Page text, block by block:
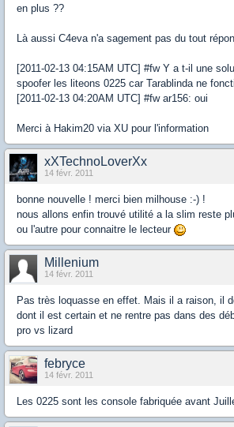
en plus ??
Là aussi C4eva n'a sagement pas du tout
[2011-02-13 04:15AM UTC] #fw Y a t-il une
spoofer les liteons 0225 car Tarablinda ne
[2011-02-13 04:20AM UTC] #fw ar156: oui
Merci à Hakim20 via XU pour l'information
xXTechnoLoverXx
14 févr. 2011
bonne nouvelle ! merci bien milhouse :-) !
nous allons enfin trouvé utilité a la slim reste
ou l'autre pour connaitre le lecteur
Millenium
14 févr. 2011
Pas très loquasse en effet. Mais il a raison, il
dont il est certain et ne rentre pas dans des
pro vs lizard
febryce
14 févr. 2011
Les 0225 sont les console fabriquée avant